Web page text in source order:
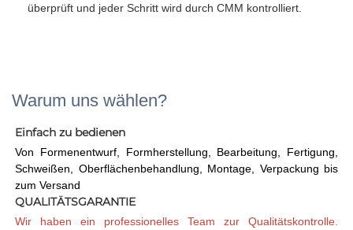
überprüft und jeder Schritt wird durch CMM kontrolliert.
Warum uns wählen?
Einfach zu bedienen
Von Formenentwurf, Formherstellung, Bearbeitung, Fertigung,
Schweißen, Oberflächenbehandlung, Montage, Verpackung bis
zum Versand
QUALITÄTSGARANTIE
Wir haben ein professionelles Team zur Qualitätskontrolle.